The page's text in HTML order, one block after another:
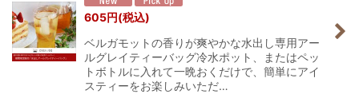
605円(税込)
ベルガモットの香りが爽やかな水出し専用アー
ルグレイティーバッグ冷水ポット、またはペッ
トボトルに入れて一晩おくだけで、簡単にアイ
スティーをお楽しみいただ…